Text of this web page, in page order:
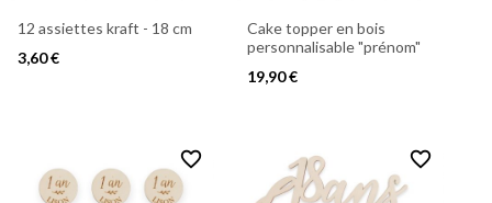
12 assiettes kraft - 18 cm
3,60 €
Cake topper en bois
personnalisable "prénom"
19,90 €
favorite_border favorite_border